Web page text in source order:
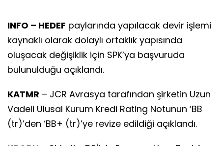
INFO – HEDEF paylarında yapılacak devir işlemi
kaynaklı olarak dolaylı ortaklık yapısında
oluşacak değişiklik için SPK’ya başvuruda
bulunulduğu açıklandı.
KATMR – JCR Avrasya tarafından şirketin Uzun
Vadeli Ulusal Kurum Kredi Rating Notunun ‘BB
(tr)’den ‘BB+ (tr)’ye revize edildiği açıklandı.